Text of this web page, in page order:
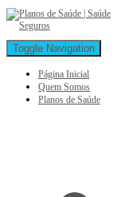
Toggle Navigation
Página Inicial
Quem Somos
Planos de Saúde